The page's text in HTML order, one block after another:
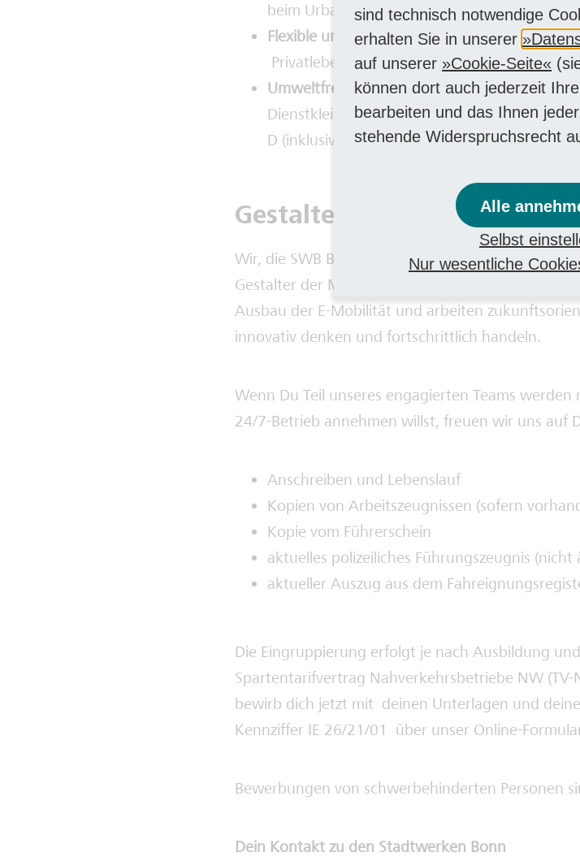
beim Urban Sportsclub - auch für Deine
Flexible und planbare Arbeitszeiten:für
Privatleben. Teilnahme am
Umweltfreundliche und
Dienstkleidung und Kostenübernahme bei
D (inklusive BKrFQ)
Gestalte mit uns den
Wir, die SWB Bus und Bahn, sind als öffentlicher
Gestalter der Mobilität. Wir setzen auf
Ausbau der E-Mobilität und arbeiten
innovativ denken und fortschrittlich handeln.
Wenn Du Teil unseres engagierten Teams
24/7-Betrieb annehmen willst, freuen wir uns auf
Anschreiben und Lebenslauf
Kopien von Arbeitszeugnissen (sofern
Kopie vom Führerschein
aktuelles polizeiliches Führungszeugnis
aktueller Auszug aus dem
Die Eingruppierung erfolgt je nach Ausbildung
Spartentarifvertrag Nahverkehrsbetriebe NW
bewirb dich jetzt mit deinen Unterlagen und
Kennziffer IE 26/21/01 über unser Online-
Bewerbungen von schwerbehinderten Personen
Dein Kontakt zu den Stadtwerken Bonn
sind technisch notwendige
erhalten Sie in unserer
auf unserer
Cookie-Seite
können dort auch jederzeit
bearbeiten und das Ihnen
stehende Widerspruchsrecht
Alle
Selbst
Nur wesentliche